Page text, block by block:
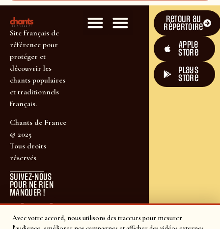
Avec votre accord, nous utilisons des traceurs pour mesurer
Site français de
référence pour
protéger et
découvrir les
chants populaires
et traditionnels
français.
Chants de France
© 2025
Tous droits
réservés
SUIVEZ-NOUS
POUR NE RIEN
MANQUER !
Retour au
répertoire
Apple
Store
plays
store